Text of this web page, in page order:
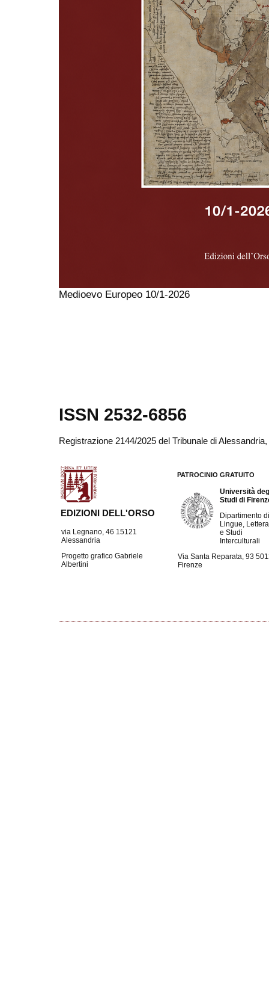
Medioevo Europeo 10/1-2026
ISSN 2532-6856
Registrazione 2144/2025 del Tribunale di
EDIZIONI DELL'ORSO
via Legnano, 46 15121
Alessandria
Progetto grafico Gabriele
Albertini
PATROCINIO GRATUITO
Università
Studi di
Dipartimento
Lingue,
e Studi
Interculturali
Via Santa Reparata, 93
Firenze